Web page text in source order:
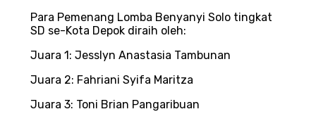
Para Pemenang Lomba Benyanyi Solo tingkat
SD se-Kota Depok diraih oleh:
Juara 1: Jesslyn Anastasia Tambunan
Juara 2: Fahriani Syifa Maritza
Juara 3: Toni Brian Pangaribuan